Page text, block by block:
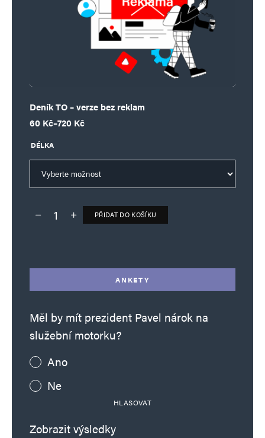
Deník TO – verze bez reklam
60 Kč–720 Kč
Rozpětí cen: 60 Kč až 720 Kč
DÉLKA
Deník TO – verze bez reklam množství
PŘIDAT DO KOŠÍKU
ANKETY
Měl by mít prezident Pavel nárok na
služební motorku?
Ano
Ne
HLASOVAT
Zobrazit výsledky